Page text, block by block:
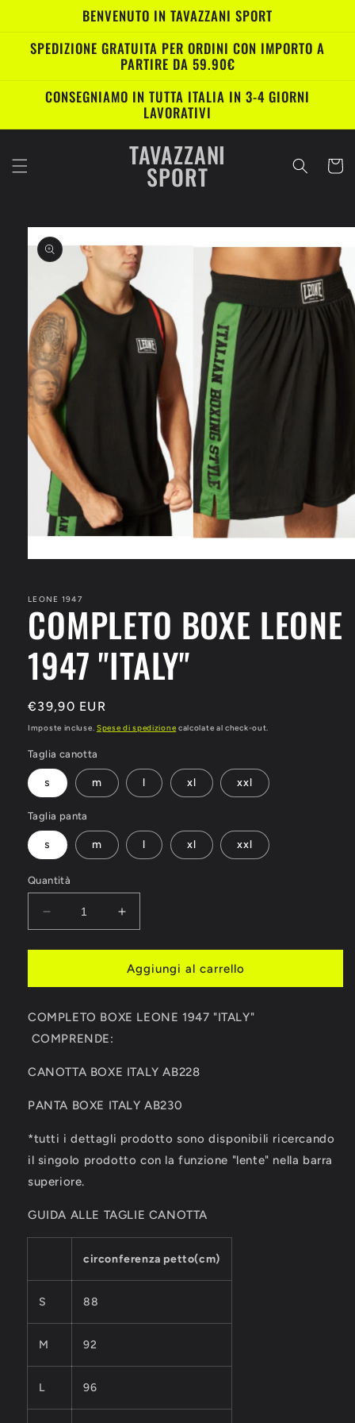
direttamenteBENVENUTO IN TAVAZZANI SPORT
SPEDIZIONE GRATUITA PER ORDINI CON IMPORTO A
PARTIRE DA 59.90€
CONSEGNIAMO IN TUTTA ITALIA IN 3-4 GIORNI
LAVORATIVI
TAVAZZANI
SPORT Carrello
Passa alle
informazioni
sul prodotto
1
in
finestra
modale
LEONE 1947
COMPLETO BOXE LEONE
1947 "ITALY"
Prezzo
di
€39,90 EUR
Imposte incluse. Spese di spedizione calcolate al check-out.
Taglia canotta
s m l xl xxl
Taglia panta
s m l xl xxl
Quantità
Diminuisci
quantità
per
BOXE
1947
&quot;ITALY&quot;
Aumenta
quantità
per
COMPLETO
BOXE
1947
Aggiungi al carrello
COMPLETO BOXE LEONE 1947 "ITALY"
COMPRENDE:
CANOTTA BOXE ITALY AB228
PANTA BOXE ITALY AB230
*tutti i dettagli prodotto sono disponibili ricercando
il singolo prodotto con la funzione "lente" nella barra
superiore.
GUIDA ALLE TAGLIE CANOTTA
circonferenza petto(cm)
S 88
M 92
L 96